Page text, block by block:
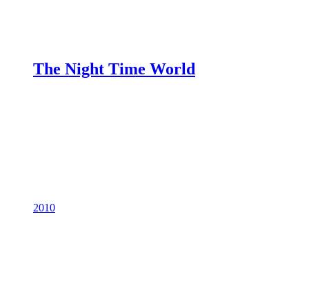
The Night Time World
2010